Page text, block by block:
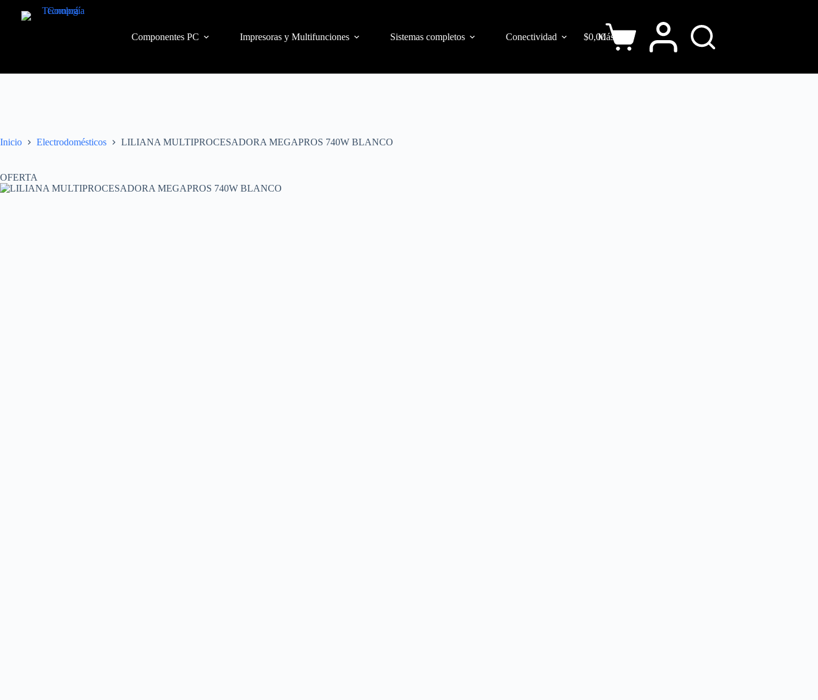
Componentes PC Impresoras y Multifunciones Sistemas completos Conectividad Más
$0,00
Inicio Electrodomésticos LILIANA MULTIPROCESADORA MEGAPROS 740W BLANCO
OFERTA